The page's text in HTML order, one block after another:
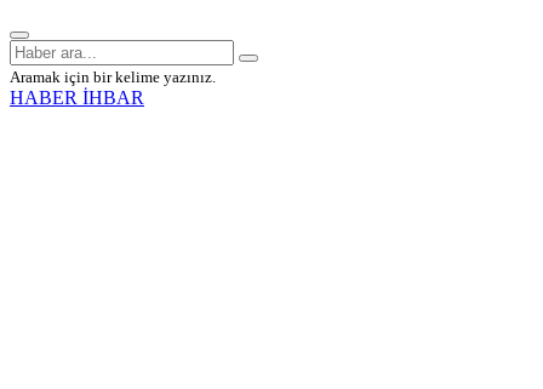
Aramak için bir kelime yazınız.
HABER İHBAR